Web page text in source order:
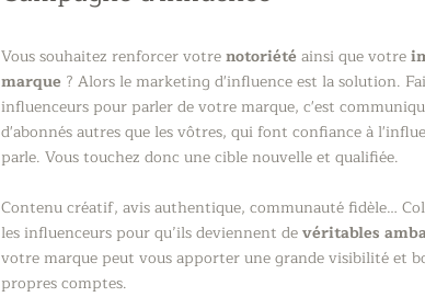
Vous souhaitez renforcer votrenotoriété ainsi que votre
marque ? Alors le marketing d'influence est la solution.
influenceurs pour parler de votre marque, c'est
d'abonnés autres que les vôtres, qui font confiance à
parle. Vous touchez donc une cible nouvelle et qualifiée.
Contenu créatif, avis authentique, communauté fidèle…
les influenceurs pour qu’ils deviennent devéritables
votre marque peut vous apporter une grande visibilité et
propres comptes.